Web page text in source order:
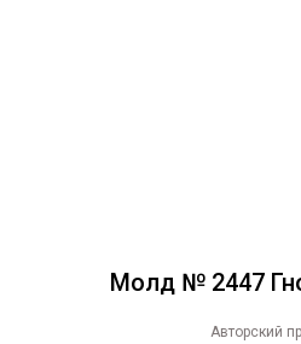
Молд № 2447
Авторский